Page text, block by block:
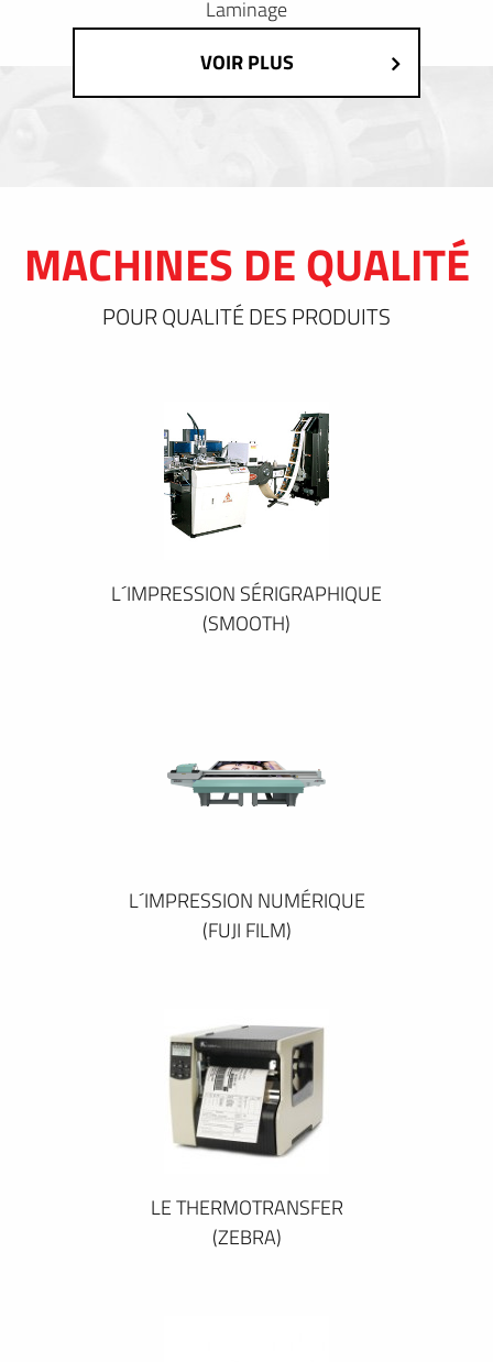
Laminage
VOIR PLUS
MACHINES DE QUALITÉ
POUR QUALITÉ DES PRODUITS
L´IMPRESSION SÉRIGRAPHIQUE
(SMOOTH)
L´IMPRESSION NUMÉRIQUE
(FUJI FILM)
LE THERMOTRANSFER
(ZEBRA)